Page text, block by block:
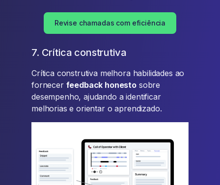
Revise chamadas com eficiência
7. Crítica construtiva
Crítica construtiva melhora habilidades ao
fornecer feedback honesto sobre
desempenho, ajudando a identificar
melhorias e orientar o aprendizado.